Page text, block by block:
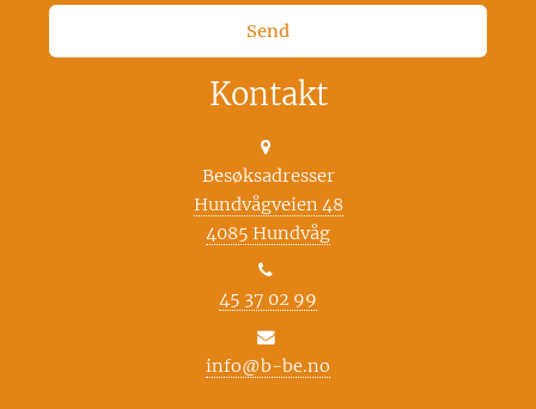
Kontakt
Besøksadresser
Hundvågveien 48
4085 Hundvåg
45 37 02 99
info@b-be.no